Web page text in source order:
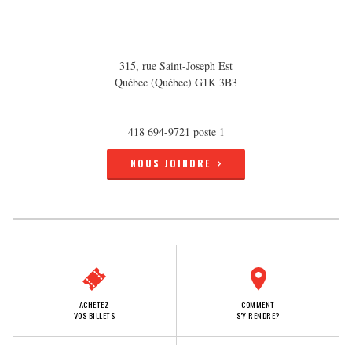
315, rue Saint-Joseph Est
Québec (Québec) G1K 3B3
418 694-9721 poste 1
NOUS JOINDRE
ACHETEZ
VOS BILLETS
COMMENT
S'Y RENDRE?